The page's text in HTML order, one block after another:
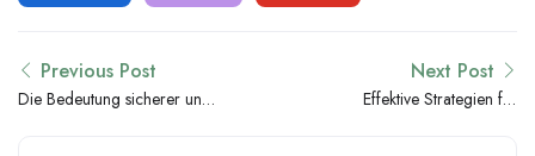
Previous Post
Die Bedeutung sicherer und
Next Post
Effektive Strategien für